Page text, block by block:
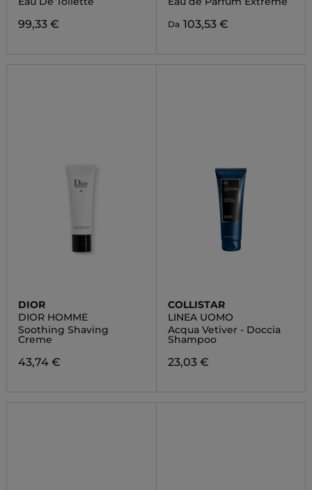
99,33 € Da 103,53 €
DIOR
DIOR HOMME
Soothing Shaving
Creme
43,74 €
COLLISTAR
LINEA UOMO
Acqua Vetiver - Doccia
Shampoo
23,03 €